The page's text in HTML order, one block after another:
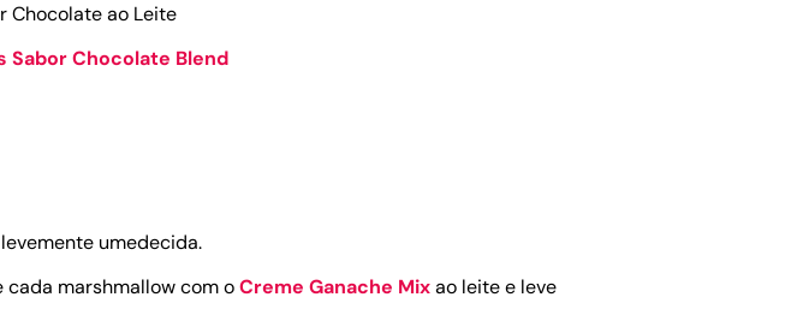
Chocolate ao Leite
Sabor Chocolate Blend
umedecida.
marshmallow com oCreme Ganache Mixao leite e leve